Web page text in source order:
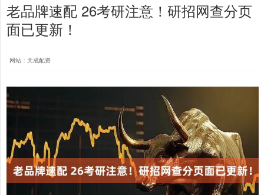
老品牌速配 26考研注意！研招网查分页
面已更新！
网站：天成配资